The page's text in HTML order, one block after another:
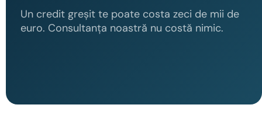
Un credit greșit te poate costa zeci de mii de
euro. Consultanța noastră nu costă nimic.